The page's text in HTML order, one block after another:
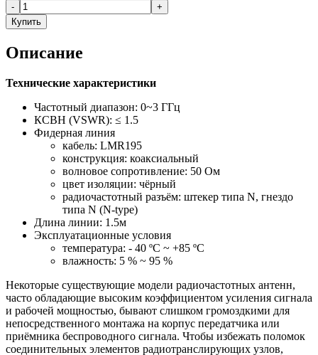
-
+
Купить
Описание
Технические характеристики
Частотный диапазон: 0~3 ГГц
КСВН (VSWR): ≤ 1.5
Фидерная линия
кабель: LMR195
конструкция: коаксиальный
волновое сопротивление: 50 Ом
цвет изоляции: чёрный
радиочастотный разъём: штекер типа N, гнездо
типа N (N-type)
Длина линии: 1.5м
Эксплуатационные условия
температура: - 40 ºC ~ +85 ºC
влажность: 5 % ~ 95 %
Некоторые существующие модели радиочастотных антенн,
часто обладающие высоким коэффициентом усиления сигнала
и рабочей мощностью, бывают слишком громоздкими для
непосредственного монтажа на корпус передатчика или
приёмника беспроводного сигнала. Чтобы избежать поломок
соединительных элементов радиотранслирующих узлов,